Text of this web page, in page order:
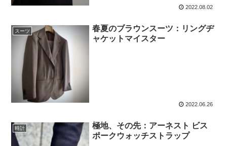
2022.08.02
スーツ
春夏のブラウンスーツ：リングヂ
ャケットマイスター
2022.06.26
時計
極地、その先：アーネスト ビス
ポークウォッチストラップ